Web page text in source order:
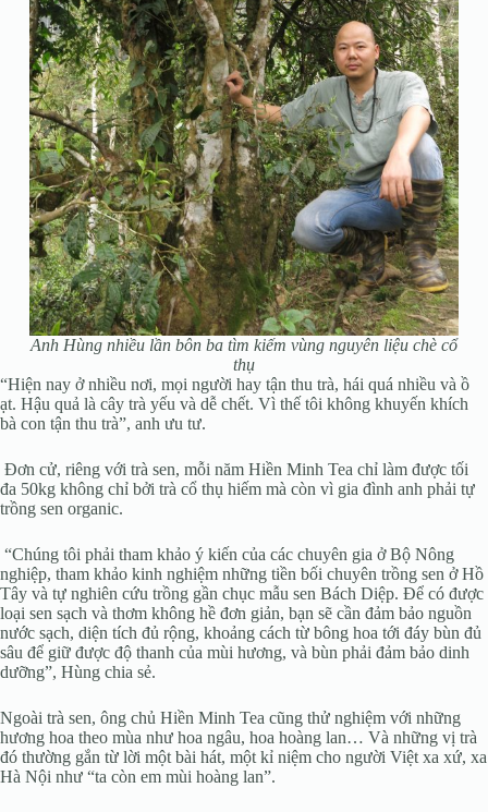
Anh Hùng nhiều lần bôn ba tìm kiếm vùng nguyên liệu chè cổ
thụ
“Hiện nay ở nhiều nơi, mọi người hay tận thu trà, hái quá nhiều và ồ
ạt. Hậu quả là cây trà yếu và dễ chết. Vì thế tôi không khuyến khích
bà con tận thu trà”, anh ưu tư.
Đơn cử, riêng với trà sen, mỗi năm Hiền Minh Tea chỉ làm được tối
đa 50kg không chỉ bởi trà cổ thụ hiếm mà còn vì gia đình anh phải tự
trồng sen organic.
“Chúng tôi phải tham khảo ý kiến của các chuyên gia ở Bộ Nông
nghiệp, tham khảo kinh nghiệm những tiền bối chuyên trồng sen ở Hồ
Tây và tự nghiên cứu trồng gần chục mẫu sen Bách Diệp. Để có được
loại sen sạch và thơm không hề đơn giản, bạn sẽ cần đảm bảo nguồn
nước sạch, diện tích đủ rộng, khoảng cách từ bông hoa tới đáy bùn đủ
sâu để giữ được độ thanh của mùi hương, và bùn phải đảm bảo dinh
dưỡng”, Hùng chia sẻ.
Ngoài trà sen, ông chủ Hiền Minh Tea cũng thử nghiệm với những
hương hoa theo mùa như hoa ngâu, hoa hoàng lan… Và những vị trà
đó thường gắn từ lời một bài hát, một kỉ niệm cho người Việt xa xứ, xa
Hà Nội như “ta còn em mùi hoàng lan”.